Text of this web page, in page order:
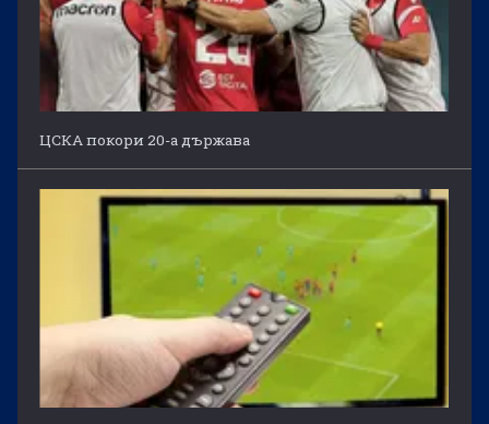
ЦСКА покори 20-а държава